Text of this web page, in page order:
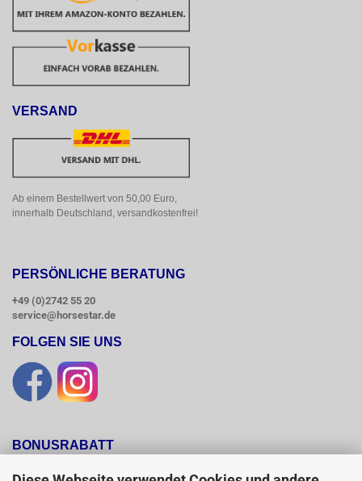
VERSAND
Ab einem Bestellwert von 50,00 Euro,
innerhalb Deutschland, versandkostenfrei!
PERSÖNLICHE BERATUNG
+49 (0)2742 55 20
service@horsestar.de
FOLGEN SIE UNS
BONUSRABATT
Bonusrabatt.